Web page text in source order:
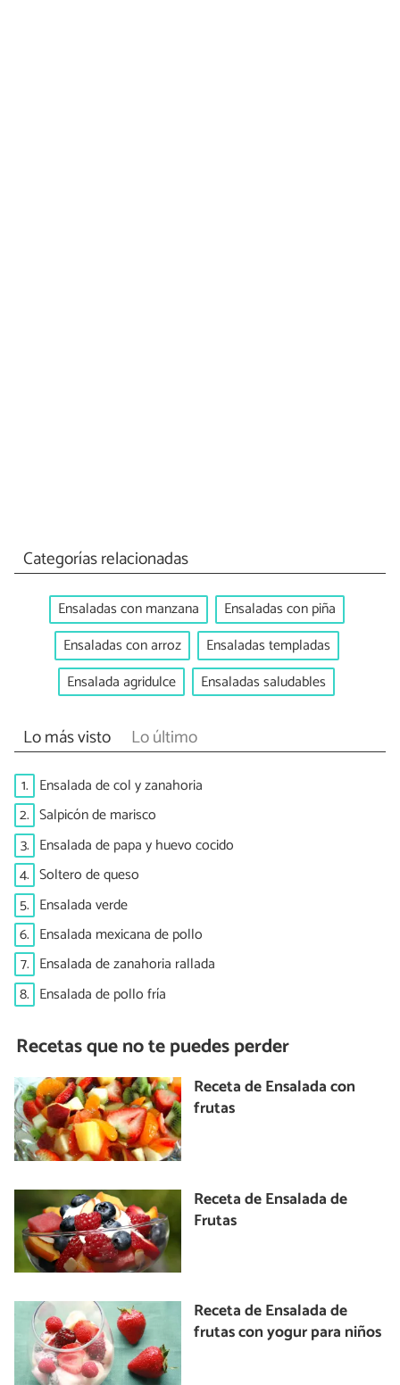
Categorías relacionadas
Ensaladas con manzana
Ensaladas con piña
Ensaladas con arroz
Ensaladas templadas
Ensalada agridulce
Ensaladas saludables
Lo más visto Lo último
1. Ensalada de col y zanahoria
2. Salpicón de marisco
3. Ensalada de papa y huevo cocido
4. Soltero de queso
5. Ensalada verde
6. Ensalada mexicana de pollo
7. Ensalada de zanahoria rallada
8. Ensalada de pollo fría
Recetas que no te puedes perder
Receta de Ensalada con
frutas
Receta de Ensalada de
Frutas
Receta de Ensalada de
frutas con yogur para niños